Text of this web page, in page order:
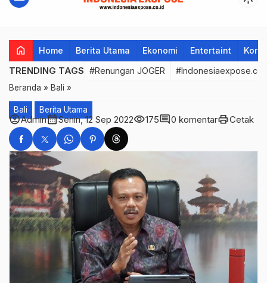
home Home Berita Utama Ekonomi Entertaint
TRENDING TAGS #Renungan JOGER
Beranda » Bali »
Bali Berita Utama
account_circleAdmincalendar_monthSenin, 12 Sep 2022visibility175comment0 komentarprintCetak